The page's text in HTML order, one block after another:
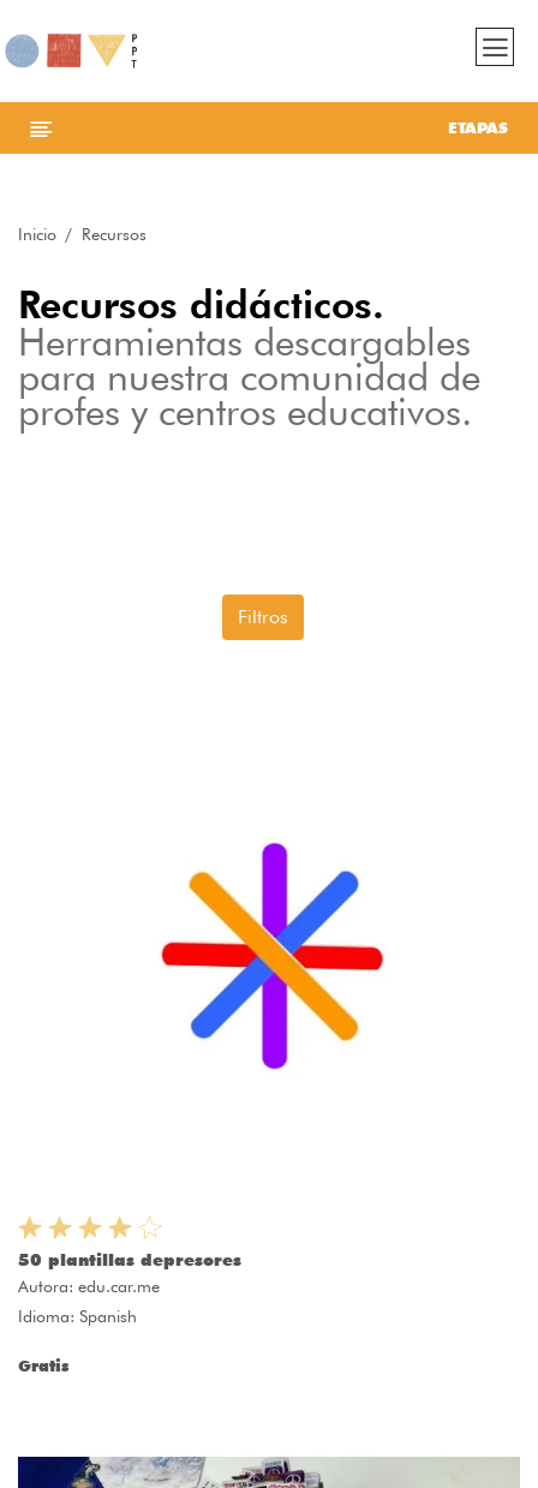
ETAPAS
Inicio Recursos
Recursos didácticos.
Herramientas descargables
para nuestra comunidad de
profes y centros educativos.
Filtros
50 plantillas depresores
Autora: edu.car.me
Idioma: Spanish
Gratis